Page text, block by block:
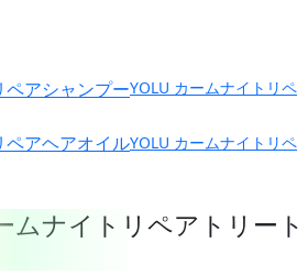
YOLU カームナイトリペ
YOLU カームナイトリペ
ムナイトリペアトリート